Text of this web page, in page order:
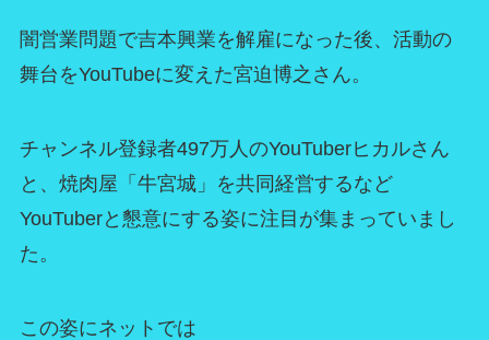
闇営業問題で吉本興業を解雇になった後、活動の
舞台をYouTubeに変えた宮迫博之さん。
チャンネル登録者497万人のYouTuberヒカルさん
と、焼肉屋「牛宮城」を共同経営するなど
YouTuberと懇意にする姿に注目が集まっていまし
た。
この姿にネットでは